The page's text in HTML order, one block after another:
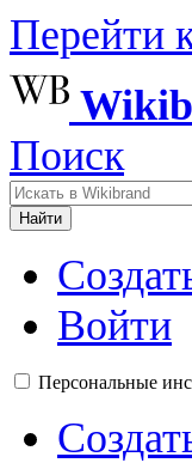
Перейти
Поиск
Найти
Войти
Персональные